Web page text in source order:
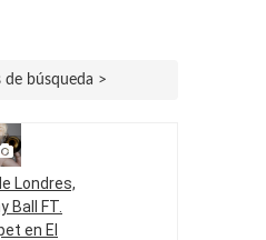
de búsqueda >
Londres,
Ball FT.
en El